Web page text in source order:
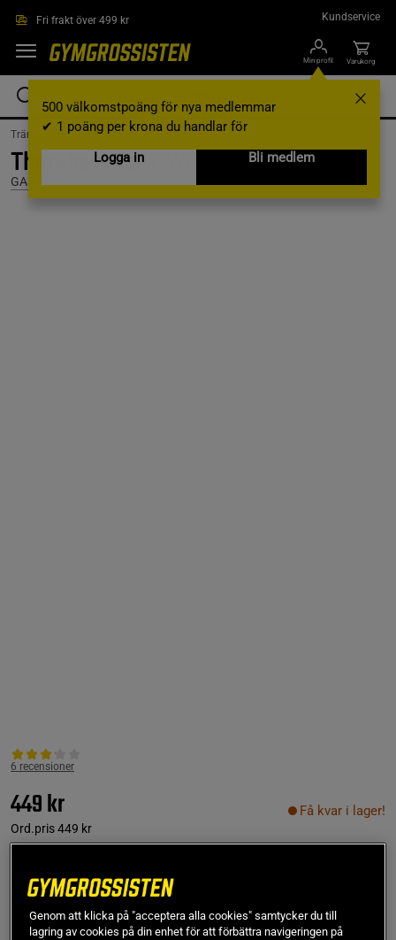
Fri frakt över 499 kr Kundservice
Min profil
500 välkomstpoäng för nya medlemmar
✔ 1 poäng per krona du handlar för
Logga in
Bli medlem
Varukorg
Träningskläder / Träningskläder Herr /Träningslinnen
Throwback Tank, Wash Black, S
GASP
6 recensioner
449 kr
Ord.pris449 kr
Få kvar i lager!
Genom att klicka på "acceptera alla cookies" samtycker du till
lagring av cookies på din enhet för att förbättra navigeringen på